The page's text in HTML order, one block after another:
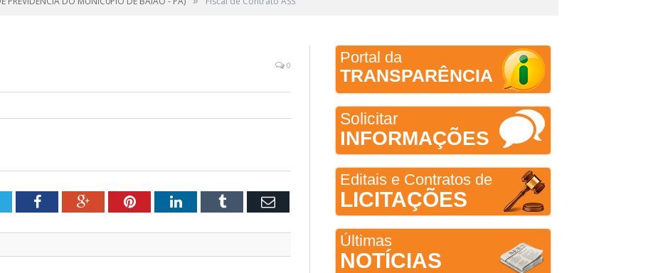
0
FacebookGoogle+PinterestLinkedInTumblr Email
Portal da
TRANSPARÊNCIA
Solicitar
INFORMAÇÕES
Editais e Contratos de
LICITAÇÕES
Últimas
NOTÍCIAS